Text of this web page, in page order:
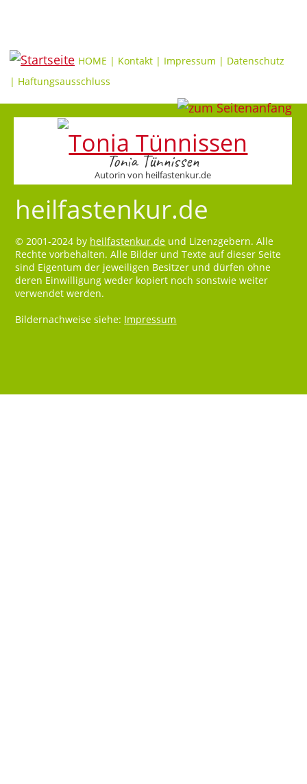
HOME | Kontakt | Impressum | Datenschutz
| Haftungsausschluss
Tonia Tünnissen
Autorin von heilfastenkur.de
heilfastenkur.de
© 2001-2024 by heilfastenkur.de und Lizenzgebern. Alle
Rechte vorbehalten. Alle Bilder und Texte auf dieser Seite
sind Eigentum der jeweiligen Besitzer und dürfen ohne
deren Einwilligung weder kopiert noch sonstwie weiter
verwendet werden.
Bildernachweise siehe: Impressum